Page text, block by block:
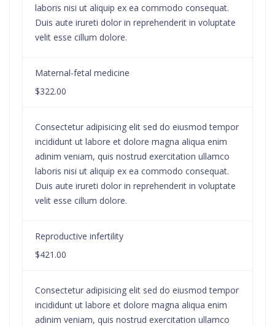
laboris nisi ut aliquip ex ea commodo consequat.
Duis aute irureti dolor in reprehenderit in voluptate
velit esse cillum dolore.
Maternal-fetal medicine
$322.00
Consectetur adipisicing elit sed do eiusmod tempor
incididunt ut labore et dolore magna aliqua enim
adinim veniam, quis nostrud exercitation ullamco
laboris nisi ut aliquip ex ea commodo consequat.
Duis aute irureti dolor in reprehenderit in voluptate
velit esse cillum dolore.
Reproductive infertility
$421.00
Consectetur adipisicing elit sed do eiusmod tempor
incididunt ut labore et dolore magna aliqua enim
adinim veniam, quis nostrud exercitation ullamco